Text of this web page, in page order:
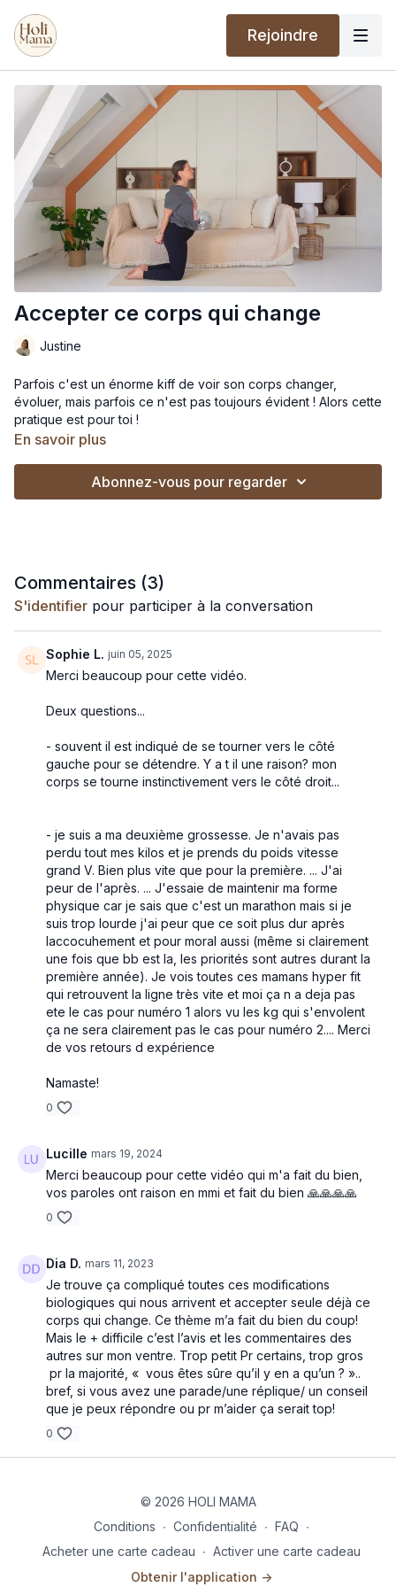
Rejoindre
Accepter ce corps qui change
Justine
Parfois c'est un énorme kiff de voir son corps changer,
évoluer, mais parfois ce n'est pas toujours évident ! Alors cette
pratique est pour toi !
Lance cette playlist sur Spotify
En savoir plus
Abonnez-vous pour regarder
Commentaires (3)
S'identifier pour participer à la conversation
Sophie L. juin 05, 2025
Merci beaucoup pour cette vidéo.
Deux questions...
- souvent il est indiqué de se tourner vers le côté
gauche pour se détendre. Y a t il une raison? mon
corps se tourne instinctivement vers le côté droit...
- je suis a ma deuxième grossesse. Je n'avais pas
perdu tout mes kilos et je prends du poids vitesse
grand V. Bien plus vite que pour la première. ... J'ai
peur de l'après. ... J'essaie de maintenir ma forme
physique car je sais que c'est un marathon mais si je
suis trop lourde j'ai peur que ce soit plus dur après
laccocuhement et pour moral aussi (même si clairement
une fois que bb est la, les priorités sont autres durant la
première année). Je vois toutes ces mamans hyper fit
qui retrouvent la ligne très vite et moi ça n a deja pas
ete le cas pour numéro 1 alors vu les kg qui s'envolent
ça ne sera clairement pas le cas pour numéro 2.... Merci
de vos retours d expérience
Namaste!
0
Lucille mars 19, 2024
Merci beaucoup pour cette vidéo qui m'a fait du bien,
vos paroles ont raison en mmi et fait du bien 🙏🙏🙏🙏
0
Dia D. mars 11, 2023
Je trouve ça compliqué toutes ces modifications
biologiques qui nous arrivent et accepter seule déjà ce
corps qui change. Ce thème m’a fait du bien du coup!
Mais le + difficile c’est l’avis et les commentaires des
autres sur mon ventre. Trop petit Pr certains, trop gros
pr la majorité, « vous êtes sûre qu’il y en a qu’un ? »..
bref, si vous avez une parade/une réplique/ un conseil
que je peux répondre ou pr m’aider ça serait top!
0
© 2026 HOLI MAMA
Conditions ∙ Confidentialité ∙ FAQ ∙
Acheter une carte cadeau ∙ Activer une carte cadeau
Obtenir l'application ->